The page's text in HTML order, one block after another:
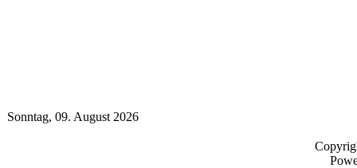
Sonntag, 09. August 2026